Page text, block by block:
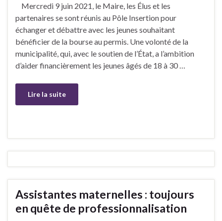
Mercredi 9 juin 2021, le Maire, les Élus et les
partenaires se sont réunis au Pôle Insertion pour
échanger et débattre avec les jeunes souhaitant
bénéficier de la bourse au permis. Une volonté de la
municipalité, qui, avec le soutien de l’État, a l’ambition
d’aider financièrement les jeunes âgés de 18 à 30 …
Lire la suite
Assistantes maternelles : toujours
en quête de professionnalisation